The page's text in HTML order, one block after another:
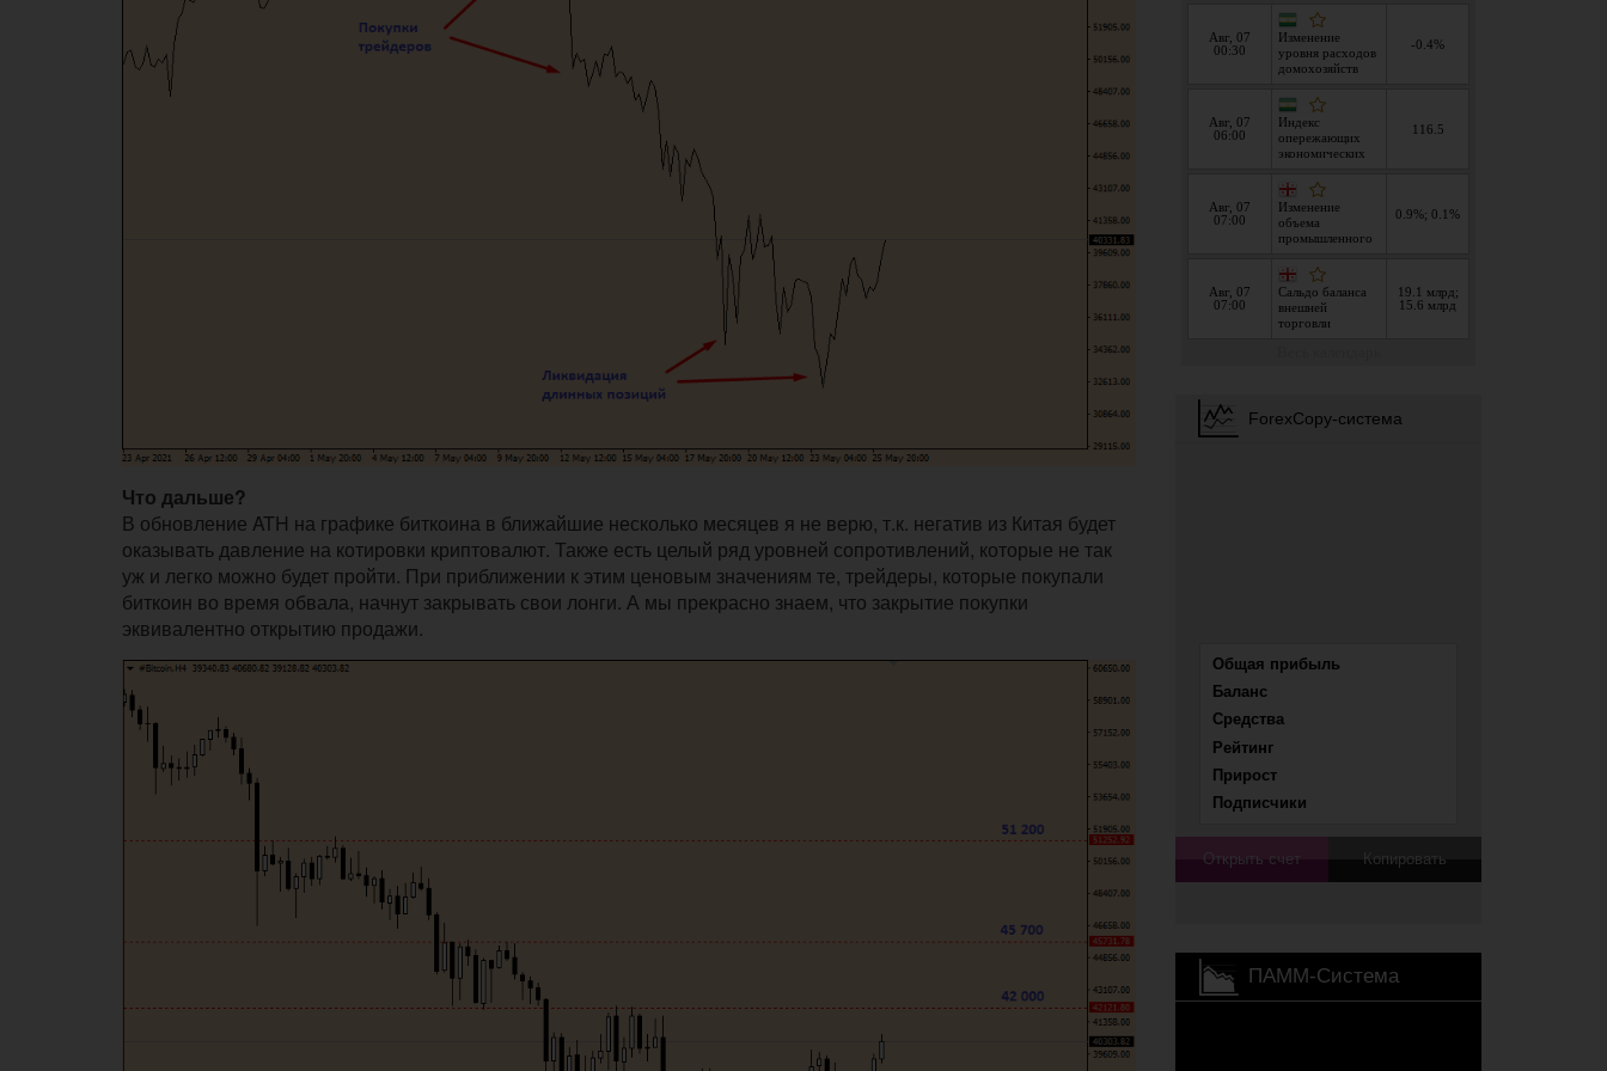
Что дальше?
В обновление ATH на графике биткоина в ближайшие несколько месяцев я не верю, т.к. негатив из Китая будет
оказывать давление на котировки криптовалют. Также есть целый ряд уровней сопротивлений, которые не так
уж и легко можно будет пройти. При приближении к этим ценовым значениям те, трейдеры, которые покупали
биткоин во время обвала, начнут закрывать свои лонги. А мы прекрасно знаем, что закрытие покупки
эквивалентно открытию продажи.